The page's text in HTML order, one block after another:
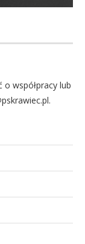
współpracy lub